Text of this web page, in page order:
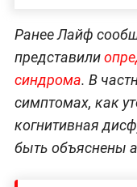
Ранее Лайф
представили
синдрома. В
симптомах, как
когнитивная
быть объяснены